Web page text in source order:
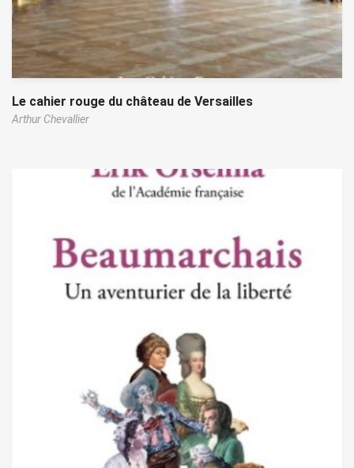
Le cahier rouge du château de Versailles
Arthur Chevallier